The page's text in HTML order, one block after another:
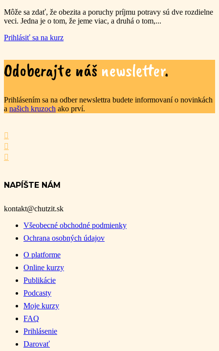
Môže sa zdať, že obezita a poruchy príjmu potravy sú dve rozdielne
veci. Jedna je o tom, že jeme viac, a druhá o tom,...
Prihlásiť sa na kurz
Odoberajte náš newsletter.
Prihlásením sa na odber newslettra budete informovaní o novinkách
a našich kruzoch ako prví.
NAPÍŠTE NÁM
kontakt@chutzit.sk
Všeobecné obchodné podmienky
Ochrana osobných údajov
O platforme
Online kurzy
Publikácie
Podcasty
Moje kurzy
FAQ
Prihlásenie
Darovať